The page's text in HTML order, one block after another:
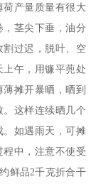
产量质量有很大
茎尖下垂，油分
过迟，脱叶、空
午，用镰平蔸处
摊开暴晒，晒到
这样连续晒几个
。如遇雨天，可摊
中，注意不使受
鲜品2千克折合干